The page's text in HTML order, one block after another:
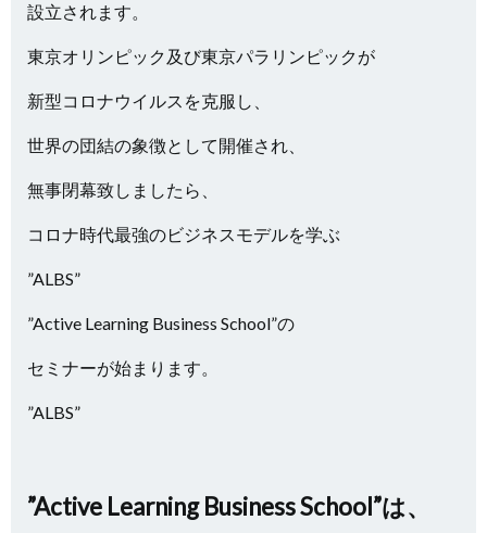
設立されます。
東京オリンピック及び東京パラリンピックが
新型コロナウイルスを克服し、
世界の団結の象徴として開催され、
無事閉幕致しましたら、
コロナ時代最強のビジネスモデルを学ぶ
”ALBS”
”Active Learning Business School”の
セミナーが始まります。
”ALBS”
”Active Learning Business School”は、